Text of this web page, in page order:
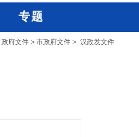
专题
政府文件 > 市政府文件 > 汉政发文件